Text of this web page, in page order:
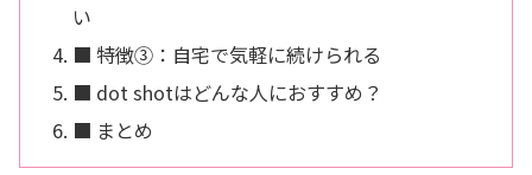
い
■ 特徴③：自宅で気軽に続けられる
■ dot shotはどんな人におすすめ？
■ まとめ